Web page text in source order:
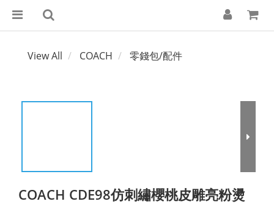
View All COACH 零錢包/配件
COACH CDE98仿刺繡櫻桃皮雕亮粉燙